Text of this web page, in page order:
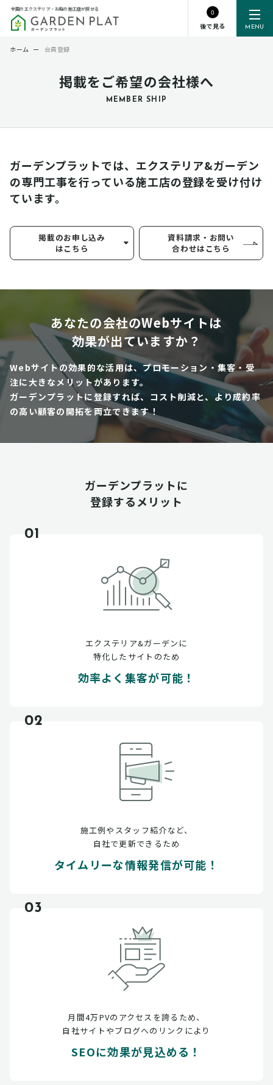
MENU
全国のエクステリア・お庭の施工店が探せる
0
後で見る
掲載をご希望の会社様へ
MEMBER SHIP
ホーム ー 会員登録
ガーデンプラットでは、エクステリア&ガーデン
の専門工事を行っている施工店の登録を受け付け
ています。
掲載のお申し込み
はこちら
資料請求・お問い
合わせはこちら
あなたの会社のWebサイトは
効果が出ていますか？
Webサイトの効果的な活用は、プロモーション・集客・受
注に大きなメリットがあります。
ガーデンプラットに登録すれば、コスト削減と、より成約率
の高い顧客の開拓を両立できます！
ガーデンプラットに
登録するメリット
01
エクステリア&ガーデンに
特化したサイトのため
効率よく集客が可能！
02
施工例やスタッフ紹介など、
自社で更新できるため
タイムリーな情報発信が可能！
03
月間4万PVのアクセスを誇るため、
自社サイトやブログへのリンクにより
SEOに効果が見込める！